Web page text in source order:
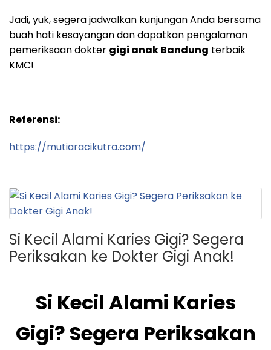
Jadi, yuk, segera jadwalkan kunjungan Anda bersama
buah hati kesayangan dan dapatkan pengalaman
pemeriksaan dokter gigi anak Bandung terbaik
KMC!
Referensi:
https://mutiaracikutra.com/
Si Kecil Alami Karies Gigi? Segera
Periksakan ke Dokter Gigi Anak!
Si Kecil Alami Karies
Gigi? Segera Periksakan